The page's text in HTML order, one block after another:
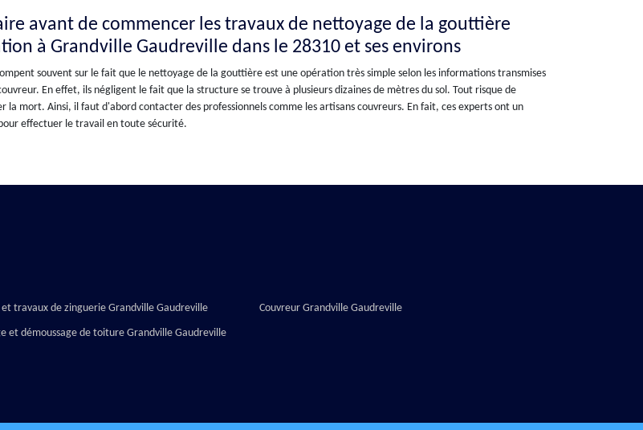
avant de commencer les travaux de nettoyage de la gouttière
à Grandville Gaudreville dans le 28310 et ses environs
souvent sur le fait que le nettoyage de la gouttière est une opération très simple selon les informations transmises
En effet, ils négligent le fait que la structure se trouve à plusieurs dizaines de mètres du sol. Tout risque de
la mort. Ainsi, il faut d'abord contacter des professionnels comme les artisans couvreurs. En fait, ces experts ont un
effectuer le travail en toute sécurité.
travaux de zinguerie Grandville Gaudreville
et démoussage de toiture Grandville Gaudreville
Couvreur Grandville Gaudreville